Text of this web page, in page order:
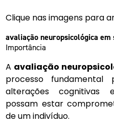
Clique nas imagens para
avaliação neuropsicológica em
Importância
A avaliação
processo fundamental
alterações cognitivas
possam estar
de um indivíduo.